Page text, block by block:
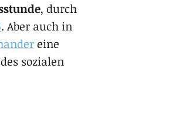
, durch
. Aber auch in
eine
sozialen